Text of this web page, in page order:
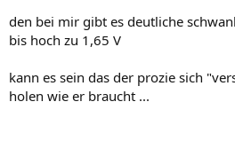
den bei mir gibt es deutliche
bis hoch zu 1,65 V
kann es sein das der prozie sich
holen wie er braucht ...